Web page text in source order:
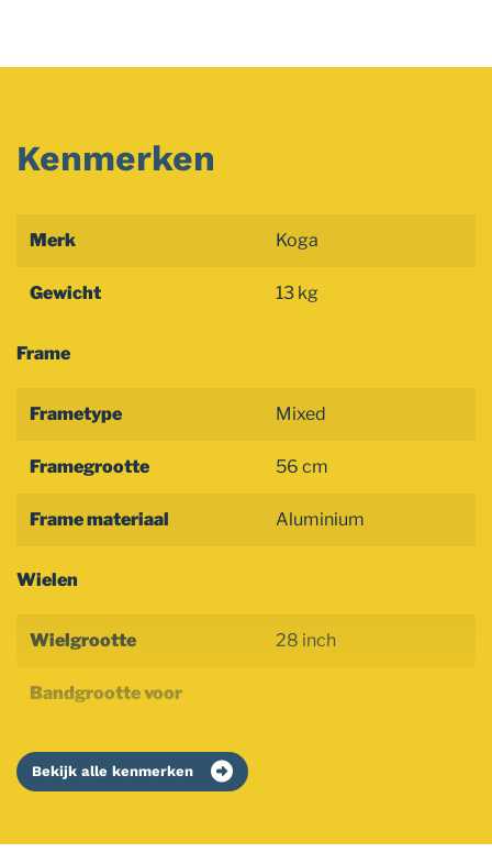
Kenmerken
Merk Koga
Gewicht 13 kg
Frame
Frametype Mixed
Framegrootte 56 cm
Frame materiaal Aluminium
Wielen
Wielgrootte 28 inch
Bandgrootte voor
Bekijk alle kenmerken